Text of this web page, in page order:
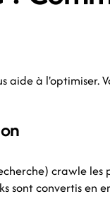
aide à l'optimiser.
crawle
sont convertis